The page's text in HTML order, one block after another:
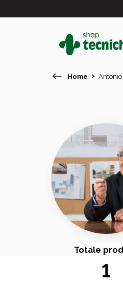
In primo piano
Home
Totale
1